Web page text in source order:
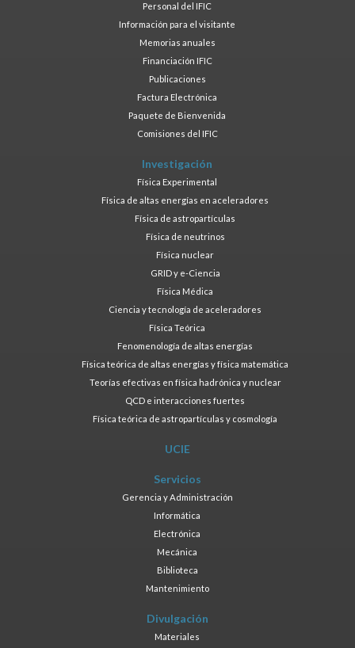
Personal del IFIC
Información para el visitante
Memorias anuales
Financiación IFIC
Publicaciones
Factura Electrónica
Paquete de Bienvenida
Comisiones del IFIC
Investigación
Física Experimental
Física de altas energías en aceleradores
Física de astropartículas
Física de neutrinos
Física nuclear
GRID y e-Ciencia
Física Médica
Ciencia y tecnología de aceleradores
Física Teórica
Fenomenología de altas energías
Física teórica de altas energías y física matemática
Teorías efectivas en física hadrónica y nuclear
QCD e interacciones fuertes
Física teórica de astropartículas y cosmología
UCIE
Servicios
Gerencia y Administración
Informática
Electrónica
Mecánica
Biblioteca
Mantenimiento
Divulgación
Materiales